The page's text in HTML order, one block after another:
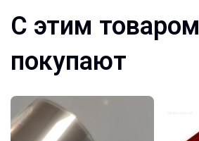
С этим товаром
покупают